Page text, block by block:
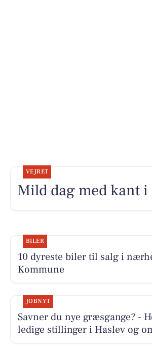
VEJRET
Mild dag med kant
BILER
10 dyreste biler til salg i
Kommune
JOBNYT
Savner du nye græsgange? -
ledige stillinger i Haslev og